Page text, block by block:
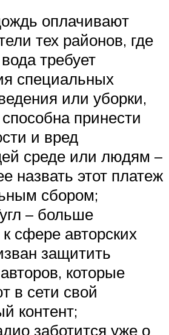
оплачивают
тех районов, где
требует
специальных
или уборки,
принести
и вред
среде или людям –
назвать этот платеж
сбором;
– больше
к сфере авторских
защитить
которые
в сети свой
контент;
заботится уже о